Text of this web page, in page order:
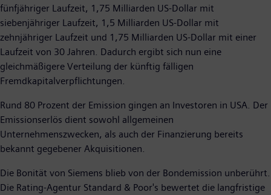
fünfjähriger Laufzeit, 1,75 Milliarden US-Dollar mit
siebenjähriger Laufzeit, 1,5 Milliarden US-Dollar mit
zehnjähriger Laufzeit und 1,75 Milliarden US-Dollar mit einer
Laufzeit von 30 Jahren. Dadurch ergibt sich nun eine
gleichmäßigere Verteilung der künftig fälligen
Fremdkapitalverpflichtungen.
Rund 80 Prozent der Emission gingen an Investoren in USA. Der
Emissionserlös dient sowohl allgemeinen
Unternehmenszwecken, als auch der Finanzierung bereits
bekannt gegebener Akquisitionen.
Die Bonität von Siemens blieb von der Bondemission unberührt.
Die Rating-Agentur Standard & Poor's bewertet die langfristige